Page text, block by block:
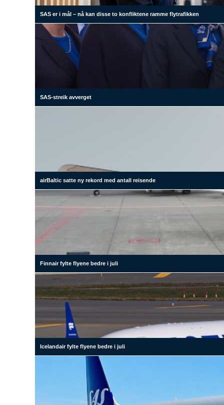
SAS er i mål – nå kan disse to konfliktene ramme flytrafikken
SAS-streik avverget
airBaltic satte ny rekord med antall reisende
Finnair fylte flyene bedre i juli
Icelandair fylte flyene bedre i juli